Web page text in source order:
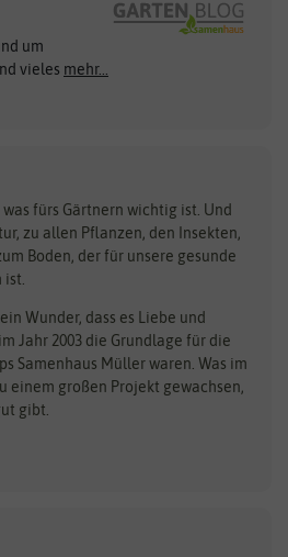
Clever Pots
COMPO
Dürr-Samen
Feldsaaten Freudenberger
Fertil
Flora Elite
um
vieles mehr...
was fürs Gärtnern wichtig ist. Und
zu allen Pflanzen, den Insekten,
Boden, der für unsere gesunde
Wunder, dass es Liebe und
Jahr 2003 die Grundlage für die
Samenhaus Müller waren. Was im
einem großen Projekt gewachsen,
gibt.